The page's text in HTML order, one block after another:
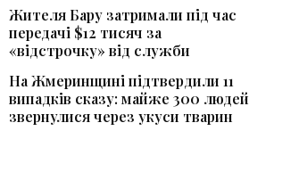
Жителя Бару затримали під час
передачі $12 тисяч за
«відстрочку» від служби
На Жмеринщині підтвердили 11
випадків сказу: майже 300 людей
звернулися через укуси тварин